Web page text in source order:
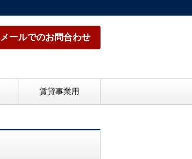
メールでのお問合わせ
賃貸事業用